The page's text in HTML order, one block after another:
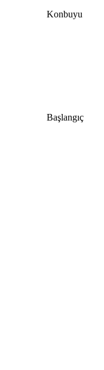
Konbuyu
Başlangıç